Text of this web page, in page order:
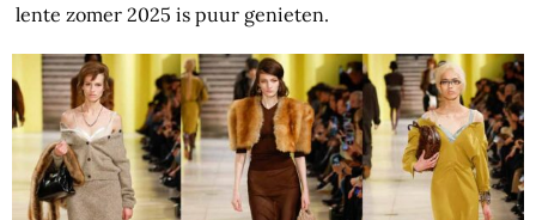
lente zomer 2025 is puur genieten.